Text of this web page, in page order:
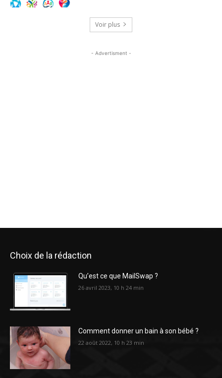
Voir plus
- Advertisment -
Choix de la rédaction
Qu’est ce que MailSwap ?
26 avril 2023, 10 h 24 min
Comment donner un bain à son bébé ?
22 août 2022, 10 h 23 min